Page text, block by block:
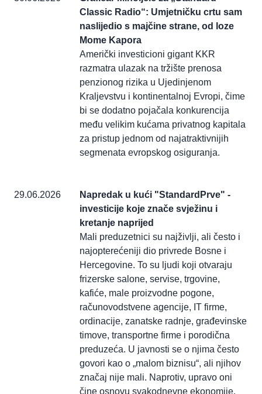
Classic Radio“: Umjetničku crtu sam
naslijedio s majčine strane, od loze
Mome Kapora
Američki investicioni gigant KKR
razmatra ulazak na tržište prenosa
penzionog rizika u Ujedinjenom
Kraljevstvu i kontinentalnoj Evropi, čime
bi se dodatno pojačala konkurencija
među velikim kućama privatnog kapitala
za pristup jednom od najatraktivnijih
segmenata evropskog osiguranja.
29.06.2026
Napredak u kući "StandardPrve" -
investicije koje znače svježinu i
kretanje naprijed
Mali preduzetnici su najživlji, ali često i
najopterećeniji dio privrede Bosne i
Hercegovine. To su ljudi koji otvaraju
frizerske salone, servise, trgovine,
kafiće, male proizvodne pogone,
računovodstvene agencije, IT firme,
ordinacije, zanatske radnje, građevinske
timove, transportne firme i porodična
preduzeća. U javnosti se o njima često
govori kao o „malom biznisu“, ali njihov
značaj nije mali. Naprotiv, upravo oni
čine osnovu svakodnevne ekonomije.